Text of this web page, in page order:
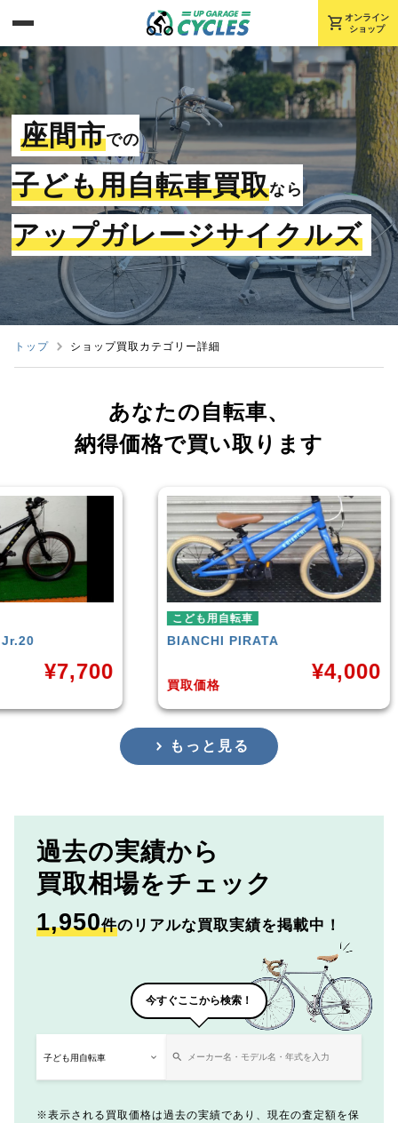
shopping_cart オンライン
ショップ
座間市での
子ども用自転車買取なら
アップガレージサイクルズ
トップ ショップ買取カテゴリー詳細
あなたの自転車、
納得価格で買い取ります
こども用自転車
PIRATA
もっと見る
過去の実績から
買取相場をチェック
1,950件のリアルな買取実績を掲載中！
今すぐここから検索！
表示される買取価格は過去の実績であり、現在の査定額を保